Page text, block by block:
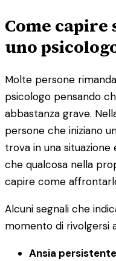
Come capire
uno
Molte persone
psicologo pensando
abbastanza grave.
persone che iniziano
trova in una
che qualcosa nella
capire come
Alcuni segnali che
momento di rivolgersi
Ansia persistente